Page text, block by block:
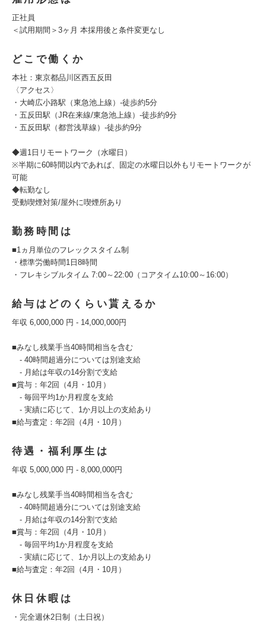
正社員
＜試用期間＞3ヶ月 本採用後と条件変更なし
どこで働くか
本社：東京都品川区西五反田
〈アクセス〉
・大崎広小路駅（東急池上線）-徒歩約5分
・五反田駅（JR在来線/東急池上線）-徒歩約9分
・五反田駅（都営浅草線）-徒歩約9分
◆週1日リモートワーク（水曜日）
※半期に60時間以内であれば、固定の⽔曜⽇以外もリモートワークが
可能
◆転勤なし
受動喫煙対策/屋外に喫煙所あり
勤務時間は
■1ヵ月単位のフレックスタイム制
・標準労働時間1⽇8時間
・フレキシブルタイム 7:00～22:00（コアタイム10:00～16:00）
給与はどのくらい貰えるか
年収 6,000,000 円 - 14,000,000円
■みなし残業手当40時間相当を含む
- 40時間超過分については別途支給
- 月給は年収の14分割で支給
■賞与：年2回（4月・10月）
- 毎回平均1か月程度を支給
- 実績に応じて、1か月以上の支給あり
■給与査定：年2回（4月・10月）
待遇・福利厚生は
年収 5,000,000 円 - 8,000,000円
■みなし残業手当40時間相当を含む
- 40時間超過分については別途支給
- 月給は年収の14分割で支給
■賞与：年2回（4月・10月）
- 毎回平均1か月程度を支給
- 実績に応じて、1か月以上の支給あり
■給与査定：年2回（4月・10月）
休日休暇は
・完全週休2日制（土日祝）